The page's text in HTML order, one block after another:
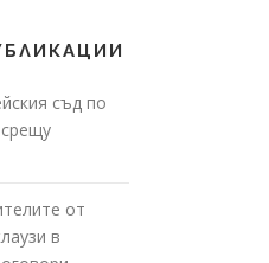
съд по
от
в